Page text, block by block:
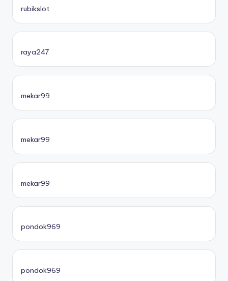
rubikslot
raya247
mekar99
mekar99
mekar99
pondok969
pondok969